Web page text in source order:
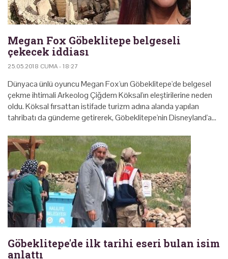
Megan Fox Göbeklitepe belgeseli
çekecek iddiası
25.05.2018 CUMA - 18:27
Dünyaca ünlü oyuncu Megan Fox'un Göbeklitepe'de belgesel
çekme ihtimali Arkeolog Çiğdem Köksal'ın eleştirilerine neden
oldu. Köksal fırsattan istifade turizm adına alanda yapılan
tahribatı da gündeme getirerek, Göbeklitepe'nin Disneyland'a…
Göbeklitepe'de ilk tarihi eseri bulan isim
anlattı